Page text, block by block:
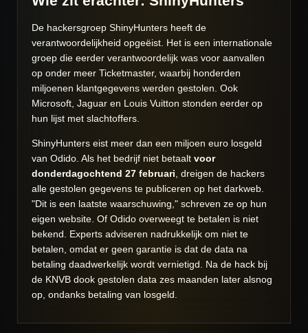
De hackersgroep ShinyHunters heeft de
verantwoordelijkheid opgeëist. Het is een internationale
groep die eerder verantwoordelijk was voor aanvallen
op onder meer Ticketmaster, waarbij honderden
miljoenen klantgegevens werden gestolen. Ook
Microsoft, Jaguar en Louis Vuitton stonden eerder op
hun lijst met slachtoffers.
ShinyHunters eist meer dan een miljoen euro losgeld
van Odido. Als het bedrijf niet betaalt voor
donderdagochtend 27 februari , dreigen de hackers
alle gestolen gegevens te publiceren op het darkweb.
"Dit is een laatste waarschuwing," schreven ze op hun
eigen website. Of Odido overweegt te betalen is niet
bekend. Experts adviseren nadrukkelijk om niet te
betalen, omdat er geen garantie is dat de data na
betaling daadwerkelijk wordt vernietigd. Na de hack bij
de KNVB dook gestolen data zes maanden later alsnog
op, ondanks betaling van losgeld.